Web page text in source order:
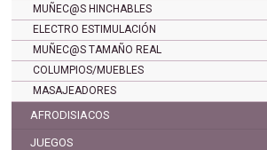
MUÑEC@S HINCHABLES
ELECTRO ESTIMULACIÓN
MUÑEC@S TAMAÑO REAL
COLUMPIOS/MUEBLES
MASAJEADORES
AFRODISIACOS
JUEGOS